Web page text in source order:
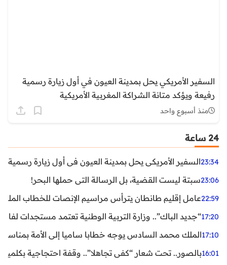
السفير الأمريكي يحل بمدينة العيون في أول زيارة رسمية
رفيعة ويؤكد متانة الشراكة المغربية الأمريكية
منذ أسبوع واحد
24 ساعة
23:34السفير الأمريكي يحل بمدينة العيون في أول زيارة رسمية
23:06سبتة ليست القضية، بل الرسالة التي حملها البحر!
22:59عامل إقليم طانطان يترأس مراسيم الإنصات للخطاب
17:20“جديد الباك”.. وزارة التربية الوطنية تعتمد مستجدات
17:10الملك محمد السادس يوجه خطابا ساميا إلى الأمة بمناسبة الذكرى الـ27
16:01بالصور.. تحت شعار “كفى تجاهلا”.. وقفة احتجاجية بكلميم